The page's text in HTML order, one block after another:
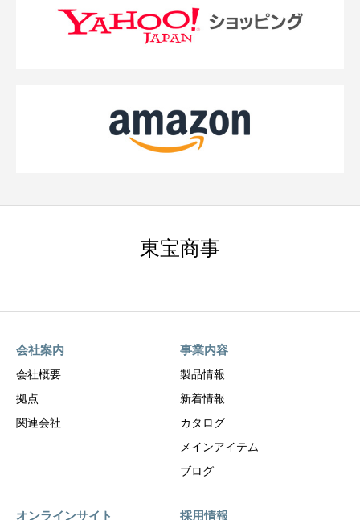
東宝商事
会社案内
会社概要
拠点
関連会社
事業内容
製品情報
新着情報
カタログ
メインアイテム
ブログ
オンラインサイト 採用情報